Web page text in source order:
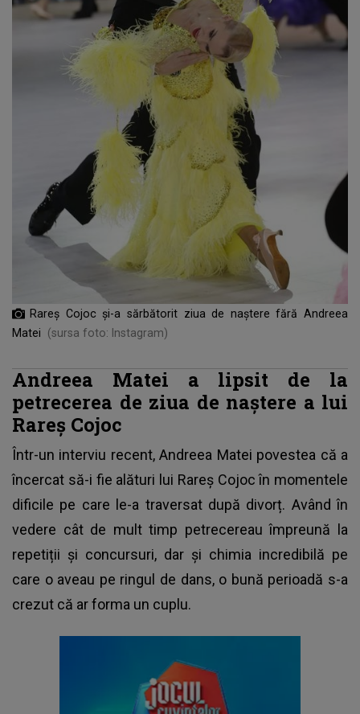
Rareș Cojoc și-a sărbătorit ziua de naștere fără Andreea
Matei
(sursa foto: Instagram)
Andreea Matei a lipsit de la
petrecerea de ziua de naștere a lui
Rareș Cojoc
Într-un interviu recent,Andreea Matei povestea că a
încercat să-i fie alături lui Rareș Cojoc în momentele
dificile pe care le-a traversat după divorț. Având în
vedere cât de mult timp petrecereau împreună la
repetiții și concursuri, dar și chimia incredibilă pe
care o aveau pe ringul de dans, o bună perioadă s-a
crezut că ar forma un cuplu.